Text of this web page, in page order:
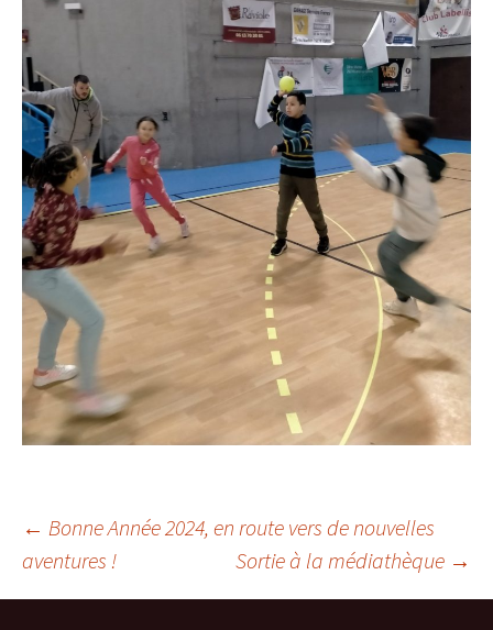
Navigation
des
← Bonne Année 2024, en route vers de nouvelles
aventures !
Sortie à la médiathèque →